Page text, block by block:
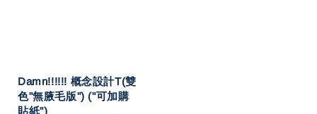
Damn!!!!!! 概念設計T(雙
色"無腋毛版") ("可加購
貼紙")